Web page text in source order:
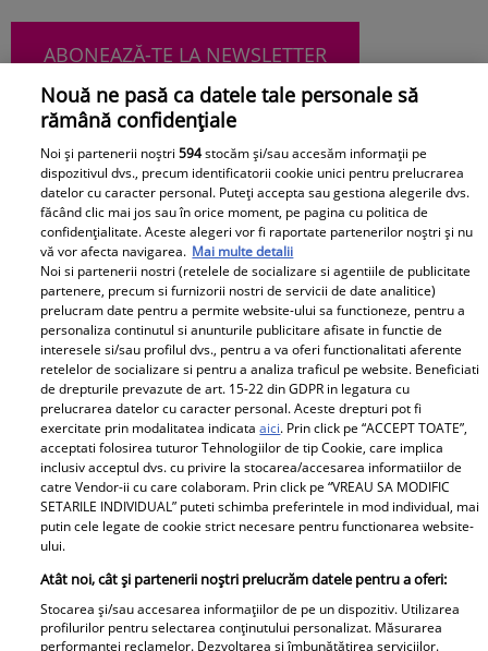
ABONEAZĂ-TE LA NEWSLETTER
Urmărește-ne pe Facebook Like
Pariază responsabil! Decizia ONJN nr. 821/25.09.2025.
Jocurile de noroc sunt interzise minorilor.
Despre Unica.ro
Publicitate
Echipa Unica.ro
Contact
Știri
GSP
Avantaje
Viva
Nouă ne pasă ca datele tale personale să
rămână confidențiale
Noi și partenerii noștri594stocăm și/sau accesăm informații pe
dispozitivul dvs., precum identificatorii cookie unici pentru prelucrarea
datelor cu caracter personal. Puteți accepta sau gestiona alegerile dvs.
făcând clic mai jos sau în orice moment, pe pagina cu politica de
confidențialitate. Aceste alegeri vor fi raportate partenerilor noștri și nu
vă vor afecta navigarea. Mai multe detalii
Noi si partenerii nostri (retelele de socializare si agentiile de publicitate
partenere, precum si furnizorii nostri de servicii de date analitice)
prelucram date pentru a permite website-ului sa functioneze, pentru a
personaliza continutul si anunturile publicitare afisate in functie de
interesele si/sau profilul dvs., pentru a va oferi functionalitati aferente
retelelor de socializare si pentru a analiza traficul pe website. Beneficiati
de drepturile prevazute de art. 15-22 din GDPR in legatura cu
prelucrarea datelor cu caracter personal. Aceste drepturi pot fi
exercitate prin modalitatea indicataaici. Prin click pe “ACCEPT TOATE”,
acceptati folosirea tuturor Tehnologiilor de tip Cookie, care implica
inclusiv acceptul dvs. cu privire la stocarea/accesarea informatiilor de
catre Vendor-ii cu care colaboram. Prin click pe “VREAU SA MODIFIC
SETARILE INDIVIDUAL” puteti schimba preferintele in mod individual, mai
putin cele legate de cookie strict necesare pentru functionarea website-
ului.
Atât noi, cât și partenerii noștri prelucrăm datele pentru a oferi:
Stocarea și/sau accesarea informațiilor de pe un dispozitiv. Utilizarea
profilurilor pentru selectarea conținutului personalizat. Măsurarea
performanței reclamelor. Dezvoltarea și îmbunătățirea serviciilor.